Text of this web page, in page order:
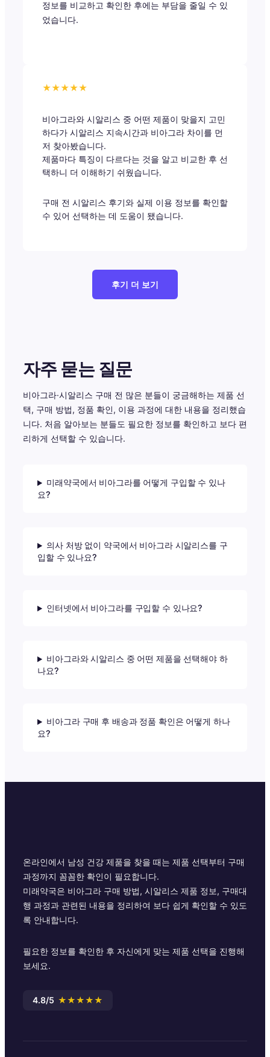
정보를 비교하고 확인한 후에는 부담을 줄일 수 있
었습니다.
★★★★★
비아그라와 시알리스 중 어떤 제품이 맞을지 고민
하다가 시알리스 지속시간과 비아그라 차이를 먼
저 찾아봤습니다.
제품마다 특징이 다르다는 것을 알고 비교한 후 선
택하니 더 이해하기 쉬웠습니다.
구매 전 시알리스 후기와 실제 이용 정보를 확인할
수 있어 선택하는 데 도움이 됐습니다.
후기 더 보기
자주 묻는 질문
비아그라·시알리스 구매 전 많은 분들이 궁금해하는 제품 선
택, 구매 방법, 정품 확인, 이용 과정에 대한 내용을 정리했습
니다. 처음 알아보는 분들도 필요한 정보를 확인하고 보다 편
리하게 선택할 수 있습니다.
미래약국에서 비아그라를 어떻게 구입할 수 있나
요?
의사 처방 없이 약국에서 비아그라 시알리스를 구
입할 수 있나요?
인터넷에서 비아그라를 구입할 수 있나요?
비아그라와 시알리스 중 어떤 제품을 선택해야 하
나요?
비아그라 구매 후 배송과 정품 확인은 어떻게 하나
요?
온라인에서 남성 건강 제품을 찾을 때는 제품 선택부터 구매
과정까지 꼼꼼한 확인이 필요합니다.
미래약국은 비아그라 구매 방법, 시알리스 제품 정보, 구매대
행 과정과 관련된 내용을 정리하여 보다 쉽게 확인할 수 있도
록 안내합니다.
필요한 정보를 확인한 후 자신에게 맞는 제품 선택을 진행해
보세요.
4.8/5 ★★★★★